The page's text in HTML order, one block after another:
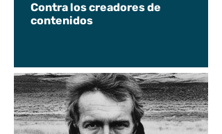
Contra los creadores de
contenidos